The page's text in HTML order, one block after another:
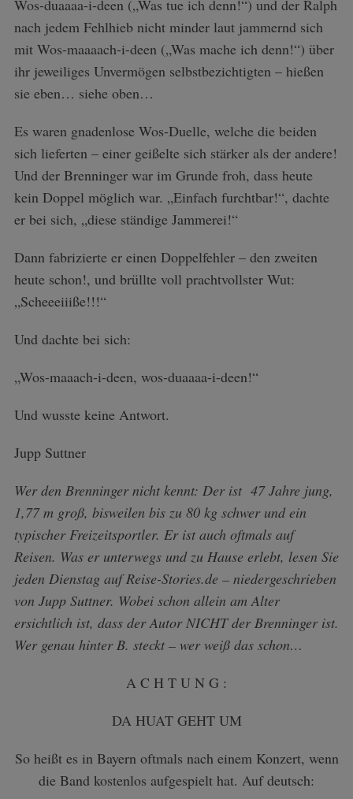
Wos-duaaaa-i-deen („Was tue ich denn!“) und der Ralph
nach jedem Fehlhieb nicht minder laut jammernd sich
mit Wos-maaaach-i-deen („Was mache ich denn!“) über
ihr jeweiliges Unvermögen selbstbezichtigten – hießen
sie eben… siehe oben…
Es waren gnadenlose Wos-Duelle, welche die beiden
sich lieferten – einer geißelte sich stärker als der andere!
Und der Brenninger war im Grunde froh, dass heute
kein Doppel möglich war. „Einfach furchtbar!“, dachte
er bei sich, „diese ständige Jammerei!“
Dann fabrizierte er einen Doppelfehler – den zweiten
heute schon!, und brüllte voll prachtvollster Wut:
„Scheeeiiiße!!!“
Und dachte bei sich:
„Wos-maaach-i-deen, wos-duaaaa-i-deen!“
Und wusste keine Antwort.
Jupp Suttner
Wer den Brenninger nicht kennt: Der ist 47 Jahre jung,
1,77 m groß, bisweilen bis zu 80 kg schwer und ein
typischer Freizeitsportler. Er ist auch oftmals auf
Reisen. Was er unterwegs und zu Hause erlebt, lesen Sie
jeden Dienstag auf Reise-Stories.de – niedergeschrieben
von Jupp Suttner. Wobei schon allein am Alter
ersichtlich ist, dass der Autor NICHT der Brenninger ist.
Wer genau hinter B. steckt – wer weiß das schon…
A C H T U N G :
DA HUAT GEHT UM
So heißt es in Bayern oftmals nach einem Konzert, wenn
die Band kostenlos aufgespielt hat. Auf deutsch: